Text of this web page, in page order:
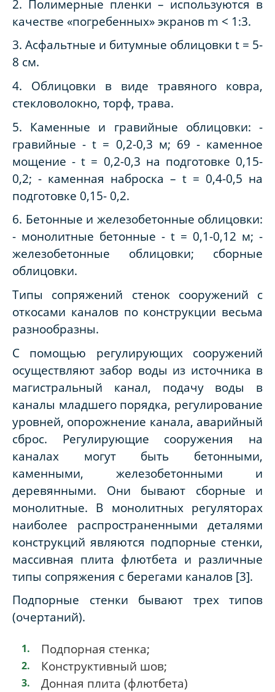
2. Полимерные пленки – используются в
качестве «погребенных» экранов m < 1:3.
3. Асфальтные и битумные облицовки t = 5-
8 см.
4. Облицовки в виде травяного ковра,
стекловолокно, торф, трава.
5. Каменные и гравийные облицовки: -
гравийные - t = 0,2-0,3 м; 69 - каменное
мощение - t = 0,2-0,3 на подготовке 0,15-
0,2; - каменная наброска – t = 0,4-0,5 на
подготовке 0,15- 0,2.
6. Бетонные и железобетонные облицовки:
- монолитные бетонные - t = 0,1-0,12 м; -
железобетонные облицовки; сборные
облицовки.
Типы сопряжений стенок сооружений с
откосами каналов по конструкции весьма
разнообразны.
С помощью регулирующих сооружений
осуществляют забор воды из источника в
магистральный канал, подачу воды в
каналы младшего порядка, регулирование
уровней, опорожнение канала, аварийный
сброс. Регулирующие сооружения на
каналах могут быть бетонными,
каменными, железобетонными и
деревянными. Они бывают сборные и
монолитные. В монолитных регуляторах
наиболее распространенными деталями
конструкций являются подпорные стенки,
массивная плита флютбета и различные
типы сопряжения с берегами каналов [3].
Подпорные стенки бывают трех типов
(очертаний).
Подпорная стенка;
Конструктивный шов;
Донная плита (флютбета)